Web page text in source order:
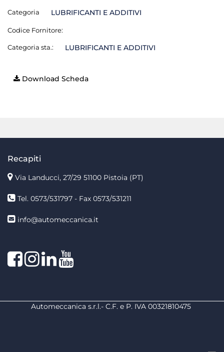
Categoria LUBRIFICANTI E ADDITIVI
Codice Fornitore:
Categoria sta.: LUBRIFICANTI E ADDITIVI
Download Scheda
Recapiti
Via Landucci, 27/29 51100 Pistoia (PT)
Tel. 0573/531797 - Fax 0573/531211
info@automeccanica.it
FacebookInstagram
linkedin
Automeccanica s.r.l.- C.F. e P. IVA 00321810475